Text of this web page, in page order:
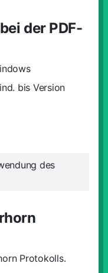
der PDF-
bis Version
des
Protokolls.